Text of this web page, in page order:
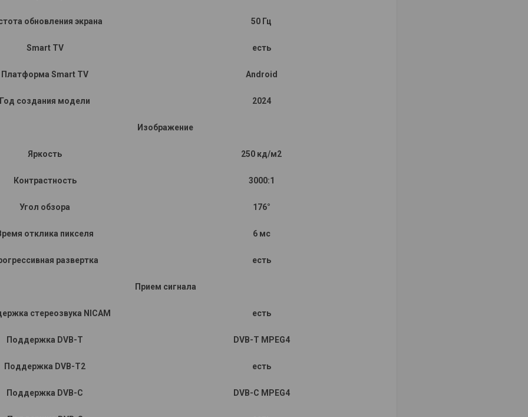
обновления экрана 50 Гц
Smart TV есть
Платформа Smart TV Android
Год создания модели 2024
Изображение
Яркость 250 кд/м2
Контрастность 3000:1
Угол обзора 176°
отклика пикселя 6 мс
развертка есть
Прием сигнала
стереозвука NICAM есть
Поддержка DVB-T DVB-T MPEG4
Поддержка DVB-T2 есть
Поддержка DVB-C DVB-C MPEG4